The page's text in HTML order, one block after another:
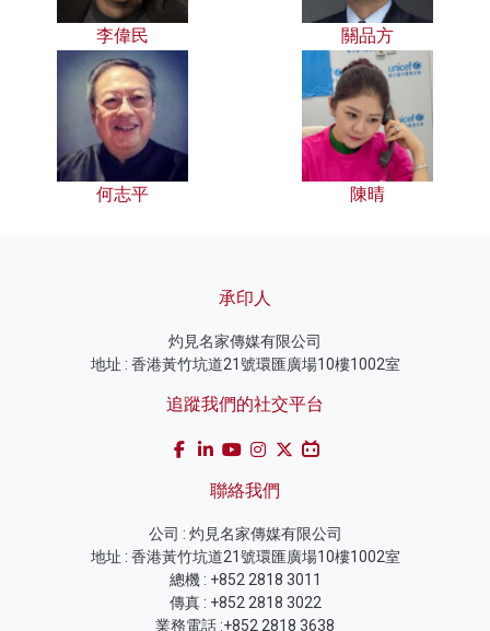
李偉民 關品方
何志平 陳晴
承印人
灼見名家傳媒有限公司
地址 : 香港黃竹坑道21號環匯廣場10樓1002室
追蹤我們的社交平台
聯絡我們
公司 : 灼見名家傳媒有限公司
地址 : 香港黃竹坑道21號環匯廣場10樓1002室
總機 : +852 2818 3011
傳真 : +852 2818 3022
業務電話 :+852 2818 3638